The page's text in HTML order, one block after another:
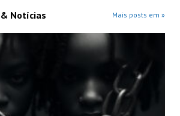
Notícias Mais posts em »